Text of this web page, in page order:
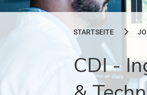
STARTSEITE
CDI -